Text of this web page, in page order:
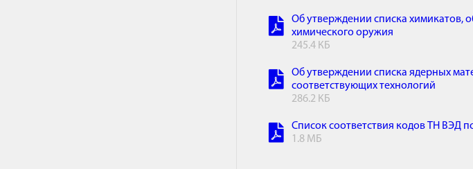
Об утверждении списка химикатов,
химического оружия
245.4 КБ
Об утверждении списка ядерных
соответствующих технологий
286.2 КБ
Список соответствия кодов ТН ВЭД
1.8 МБ